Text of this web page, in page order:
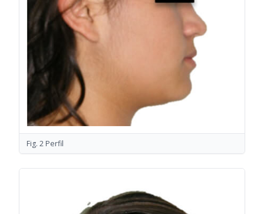
Fig. 2 Perfil